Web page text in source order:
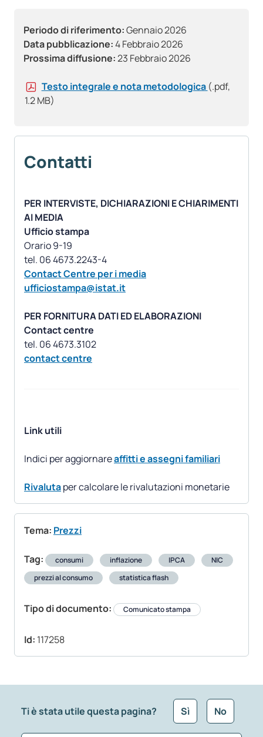
Periodo di riferimento:Gennaio 2026
Data pubblicazione:4 Febbraio 2026
Prossima diffusione:23 Febbraio 2026
Testo integrale e nota metodologica (.pdf,
1.2 MB)
Contatti
PER INTERVISTE, DICHIARAZIONI E CHIARIMENTI
AI MEDIA
Ufficio stampa
Orario 9-19
Contact Centre per i media
ufficiostampa@istat.it
PER FORNITURA DATI ED ELABORAZIONI
Contact centre
contact centre
Link utili
Indici per aggiornareaffitti e assegni familiari
Rivalutaper calcolare le rivalutazioni monetarie
Tema: Prezzi
Tag: consumi inflazione IPCA
NIC
prezzi al consumo
statistica flash
Tipo di documento: Comunicato stampa
Id: 117258
Ti è stata utile questa pagina? Sì No